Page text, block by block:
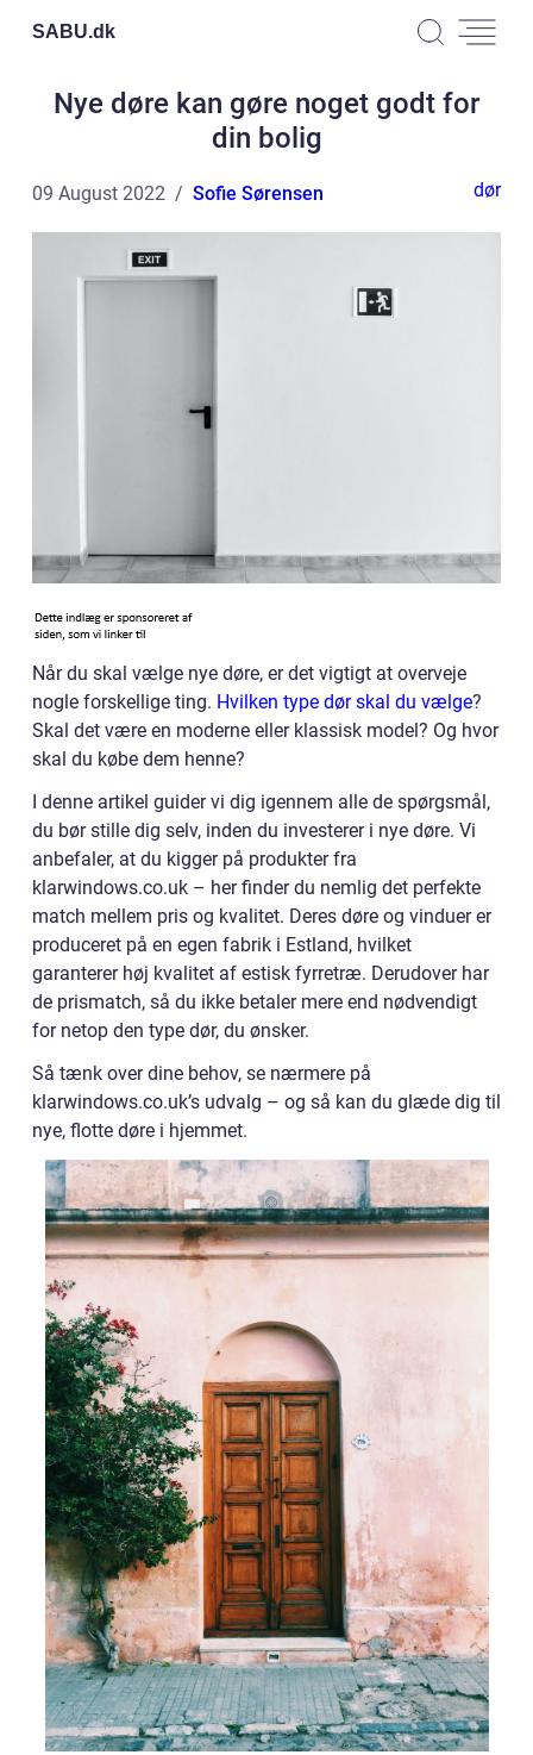
SABU.dk
Nye døre kan gøre noget godt for
din bolig
09 August 2022 Sofie Sørensen dør
Når du skal vælge nye døre, er det vigtigt at overveje
nogle forskellige ting. Hvilken type dør skal du vælge?
Skal det være en moderne eller klassisk model? Og hvor
skal du købe dem henne?
I denne artikel guider vi dig igennem alle de spørgsmål,
du bør stille dig selv, inden du investerer i nye døre. Vi
anbefaler, at du kigger på produkter fra
klarwindows.co.uk – her finder du nemlig det perfekte
match mellem pris og kvalitet. Deres døre og vinduer er
produceret på en egen fabrik i Estland, hvilket
garanterer høj kvalitet af estisk fyrretræ. Derudover har
de prismatch, så du ikke betaler mere end nødvendigt
for netop den type dør, du ønsker.
Så tænk over dine behov, se nærmere på
klarwindows.co.uk’s udvalg – og så kan du glæde dig til
nye, flotte døre i hjemmet.